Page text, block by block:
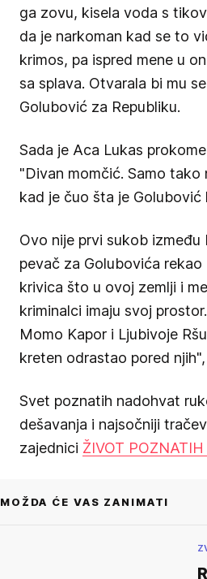
ga zovu, kisela voda s
da je narkoman kad se to
krimos, pa ispred mene u
sa splava. Otvarala bi mu
Golubović za Republiku.
Sada je Aca Lukas
"Divan momčić. Samo
kad je čuo šta je Golubović
Ovo nije prvi sukob između
pevač za Golubovića
krivica što u ovoj zemlji i
kriminalci imaju svoj
Momo Kapor i Ljubivoje
kreten odrastao pored
Svet poznatih nadohvat
dešavanja i najsočniji
zajednici ŽIVOT POZNATIH
MOŽDA ĆE VAS ZANIMATI